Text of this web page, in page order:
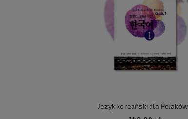
Język koreański dla Polaków 1